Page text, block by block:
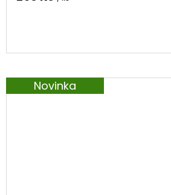
Novinka